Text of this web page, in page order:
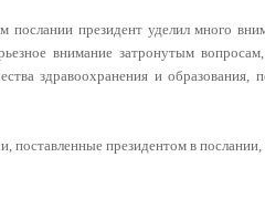
послании президент уделил много
внимание затронутым
здравоохранения и образования,
поставленные президентом в